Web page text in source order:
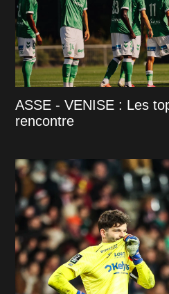
ASSE - VENISE : Les
rencontre